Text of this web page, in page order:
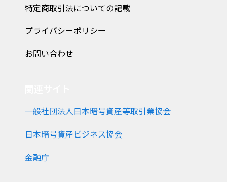
特定商取引法についての記載
プライバシーポリシー
お問い合わせ
一般社団法人日本暗号資産等取引業協会
日本暗号資産ビジネス協会
金融庁